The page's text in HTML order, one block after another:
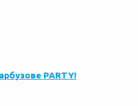
PARTY!